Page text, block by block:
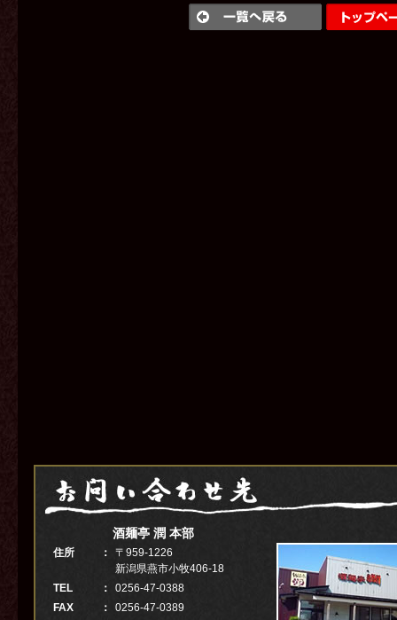
酒麺亭 潤 本部
住所 ：
〒959-1226
新潟県燕市小牧406-18
TEL
：
0256-47-0388
FAX
：
0256-47-0389